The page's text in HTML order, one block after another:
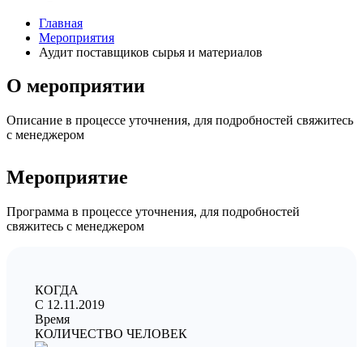
Главная
Мероприятия
Аудит поставщиков сырья и материалов
О мероприятии
Описание в процессе уточнения, для подробностей свяжитесь
с менеджером
Мероприятие
Программа в процессе уточнения, для подробностей
свяжитесь с менеджером
КОГДА
C 12.11.2019
Время
КОЛИЧЕСТВО ЧЕЛОВЕК